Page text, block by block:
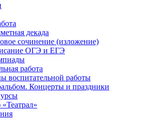
декада
сочинение (изложение)
ОГЭ и ЕГЭ
работа
воспитательной работы
Концерты и праздники